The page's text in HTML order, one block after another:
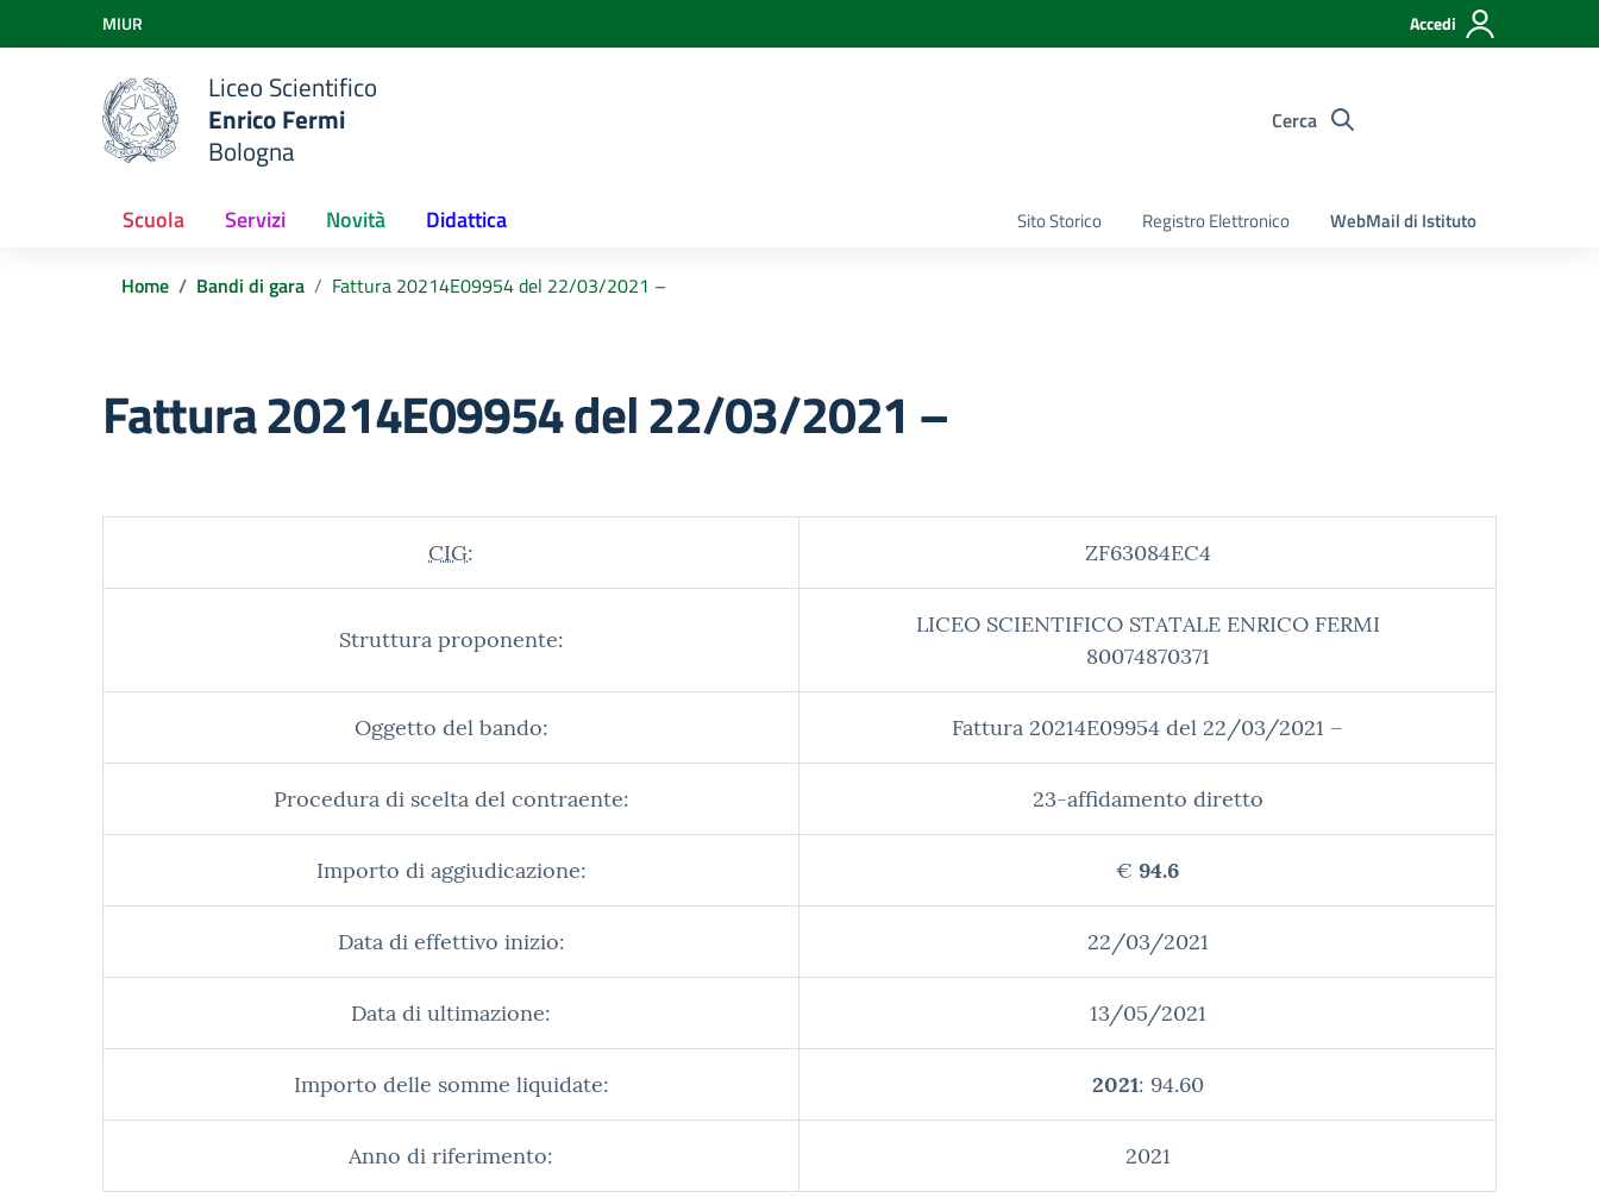
Vai ai contenuti
Vai al menu di navigazione
Vai al footer
MIUR Accedi
Liceo Scientifico
Enrico Fermi
Bologna
Cerca
Sito Storico Registro Elettronico WebMail di Istituto
Scuola Servizi Novità Didattica
Home Bandi di gara Fattura 20214E09954 del 22/03/2021 –
Fattura 20214E09954 del 22/03/2021 –
CIG: ZF63084EC4
Struttura proponente:
LICEO SCIENTIFICO STATALE ENRICO FERMI
80074870371
Oggetto del bando: Fattura 20214E09954 del 22/03/2021 –
Procedura di scelta del contraente: 23-affidamento diretto
Importo di aggiudicazione: € 94.6
Data di effettivo inizio: 22/03/2021
Data di ultimazione: 13/05/2021
Importo delle somme liquidate: 2021: 94.60
Anno di riferimento: 2021